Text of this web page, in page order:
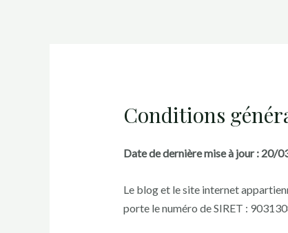
Conditions
Date de dernière mise à jour : 20/
Le blog et le site internet
porte le numéro de SIRET :